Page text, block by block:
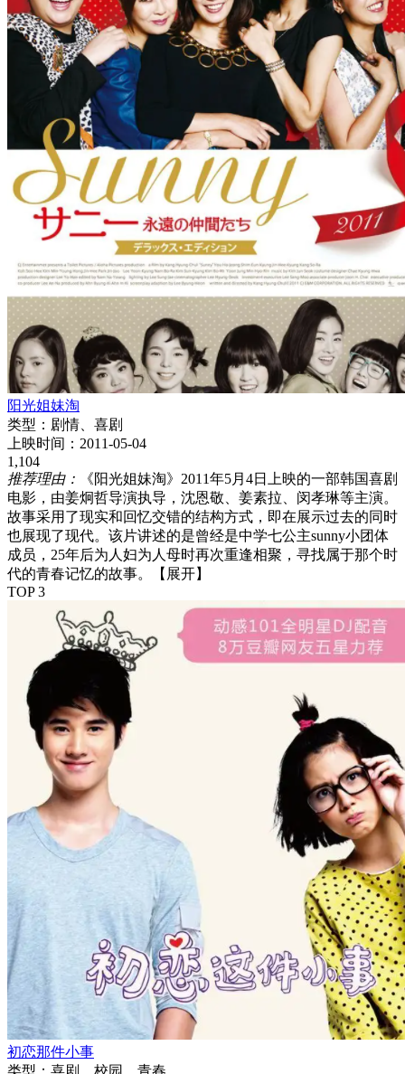
阳光姐妹淘
类型： 剧情、喜剧
上映时间： 2011-05-04
1,104
推荐理由：
《阳光姐妹淘》2011年5月4日上映的一部韩国喜剧
电影，由姜炯哲导演执导，沈恩敬、姜素拉、闵孝琳等主演。
故事采用了现实和回忆交错的结构方式，即在展示过去的同时
也展现了现代。该片讲述的是曾经是中学七公主sunny小团体
成员，25年后为人妇为人母时再次重逢相聚，寻找属于那个时
代的青春记忆的故事。
【展开】
TOP 3
初恋那件小事
类型： 喜剧、校园、青春